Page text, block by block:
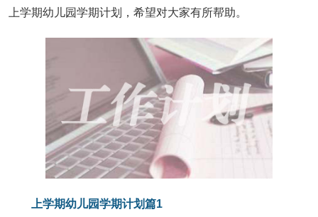
上学期幼儿园学期计划，希望对大家有所帮助。
上学期幼儿园学期计划篇1